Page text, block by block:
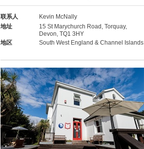
联系人
Kevin McNally
地址
15 St Marychurch Road, Torquay,
Devon, TQ1 3HY
地区
South West England & Channel Islands